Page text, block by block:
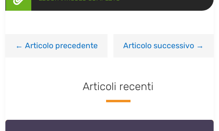
←Articolo precedente Articolo successivo→
Articoli recenti